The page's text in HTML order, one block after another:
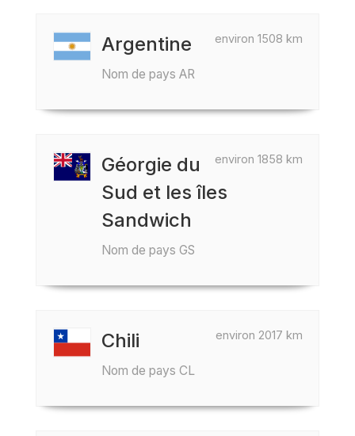
environ 1508 km
Argentine
Nom de pays AR
environ 1858 km
Géorgie du
Sud et les îles
Sandwich
Nom de pays GS
environ 2017 km
Chili
Nom de pays CL